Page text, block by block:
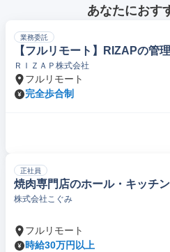
あなたにおす
業務委託
【フルリモート】RIZAPの管
ＲＩＺＡＰ株式会社
フルリモート
完全歩合制
正社員
焼肉専門店のホール・キッチン
株式会社こぐみ
フルリモート
時給30万円以上